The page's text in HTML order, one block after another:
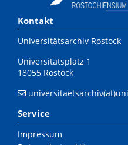
Kontakt
Universitätsarchiv Rostock
Universitätsplatz 1
18055 Rostock
Service
Impressum